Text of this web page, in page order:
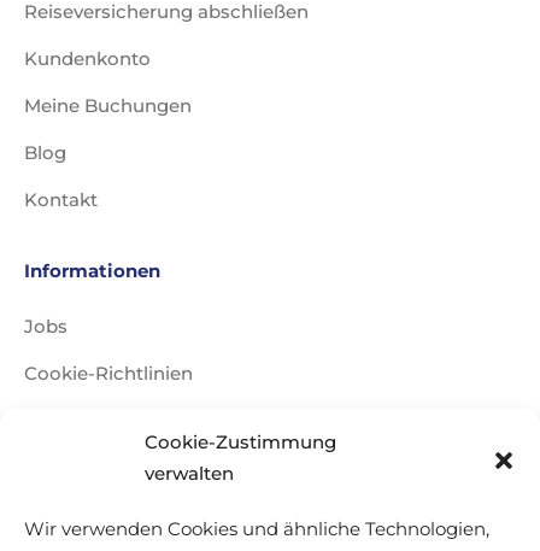
Cookie-Zustimmung
verwalten
Wir verwenden Cookies und ähnliche Technologien,
Reiseversicherung abschließen
Kundenkonto
Meine Buchungen
Blog
Kontakt
Informationen
Jobs
Cookie-Richtlinien
Datenschutzerklärung